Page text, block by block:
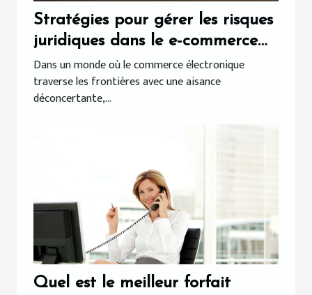
Stratégies pour gérer les risques
juridiques dans le e-commerce
international
Dans un monde où le commerce électronique
traverse les frontières avec une aisance
déconcertante,...
Quel est le meilleur forfait